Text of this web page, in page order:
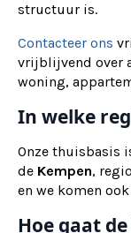
structuur is.
Contacteer ons
vrijblijvend over
woning,
In welke
Onze thuisbasis
de Kempen, regio
en we komen
Hoe gaat